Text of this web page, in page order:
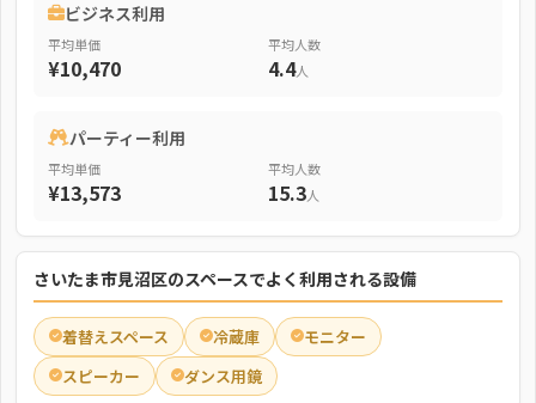
ビジネス利用
平均単価
¥10,470
平均人数
4.4人
パーティー利用
平均単価
¥13,573
平均人数
15.3人
さいたま市見沼区のスペースでよく利用される設備
着替えスペース 冷蔵庫
モニター
スピーカー
ダンス用鏡